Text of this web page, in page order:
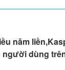
năm
dùng